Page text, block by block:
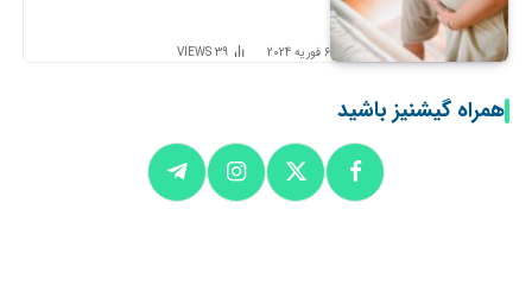
6 فوریه 2024 39
VIEWS
همراه گیشنیز باشید